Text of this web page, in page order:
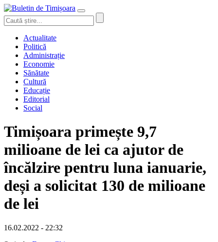
Actualitate
Politică
Administrație
Economie
Sănătate
Cultură
Educație
Editorial
Social
Timișoara primește 9,7
milioane de lei ca ajutor de
încălzire pentru luna ianuarie,
deși a solicitat 130 de milioane
de lei
16.02.2022 - 22:32